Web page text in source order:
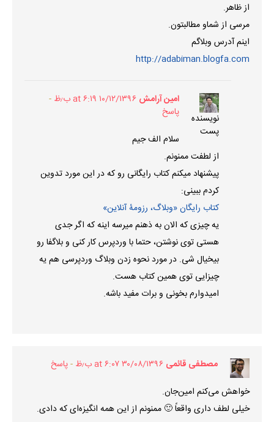
از ظاهر.
مرسی از شماو مطالبتون.
اینم آدرس وبلاگم
http://adabiman.blogfa.com
نویسنده
پست
امین آرامش ۱۰/۱۲/۱۳۹۶ at ۶:۱۹ ب٫ظ
پاسخ
سلام الف جیم
از لطفت ممنونم.
پیشنهاد میکنم کتاب رایگانی رو که در این مورد تدوین
کردم ببینی:
کتاب رایگان «وبلاگ، رزومۀ آنلاین»
یه چیزی که الان به ذهنم میرسه اینه که اگر جدی
هستی توی نوشتن، حتما با وردپرس کار کنی و بلاگفا رو
بیخیال شی. در مورد نحوه زدن وبلاگ وردپرسی هم یه
چیزایی توی همین کتاب هست.
امیدوارم بخونی و برات مفید باشه.
مصطفی قائمی ۳۰/۰۸/۱۳۹۶ at ۶:۰۷ ب٫ظ
پاسخ
خواهش می‌کنم امین‌جان.
خیلی لطف داری واقعاً 🙂 ممنونم از این همه انگیزه‌ای که دادی.